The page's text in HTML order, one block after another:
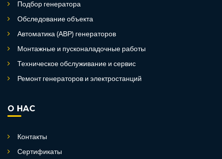
Подбор генератора
Обследование объекта
Автоматика (АВР) генераторов
Монтажные и пусконаладочные работы
Техническое обслуживание и сервис
Ремонт генераторов и электростанций
О НАС
Контакты
Сертификаты